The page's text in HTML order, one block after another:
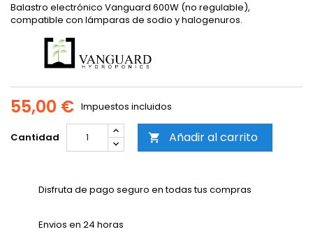
Balastro electrónico Vanguard 600W (no regulable),
compatible con lámparas de sodio y halogenuros.
55,00 € Impuestos incluidos
Cantidad  Añadir al carrito
Disfruta de pago seguro en todas tus compras
Envios en 24 horas